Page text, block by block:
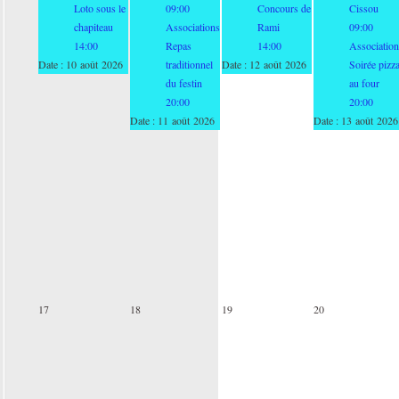
Loto sous le
chapiteau
14:00
Date : 10 août 2026
09:00
Associations
Repas
traditionnel
du festin
20:00
Date : 11 août 2026
Concours de
Rami
14:00
Date : 12 août 2026
Cissou
09:00
Soirée pizza
au four
20:00
Date : 13 août 2026
17 18 19 20